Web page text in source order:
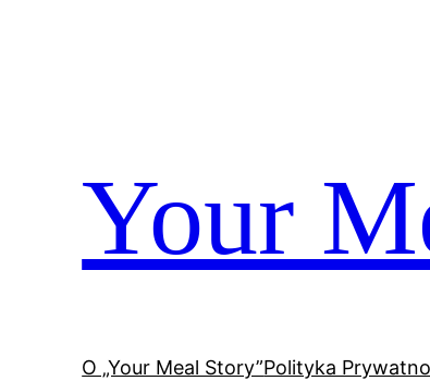
Your
O „Your Meal Story”Polityka